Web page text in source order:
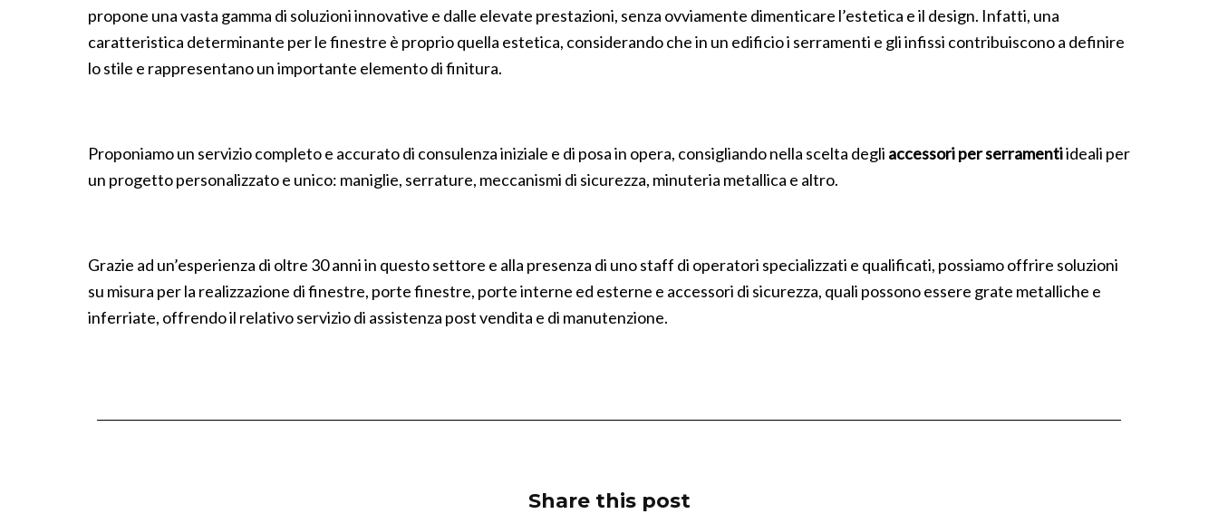
propone una vasta gamma di soluzioni innovative e dalle elevate prestazioni, senza ovviamente dimenticare l’estetica e il design. Infatti, una
caratteristica determinante per le finestre è proprio quella estetica, considerando che in un edificio i serramenti e gli infissi contribuiscono a definire
lo stile e rappresentano un importante elemento di finitura.
Proponiamo un servizio completo e accurato di consulenza iniziale e di posa in opera, consigliando nella scelta degli accessori per serramentiideali per
un progetto personalizzato e unico: maniglie, serrature, meccanismi di sicurezza, minuteria metallica e altro.
Grazie ad un’esperienza di oltre 30 anni in questo settore e alla presenza di uno staff di operatori specializzati e qualificati, possiamo offrire soluzioni
su misura per la realizzazione di finestre, porte finestre, porte interne ed esterne e accessori di sicurezza, quali possono essere grate metalliche e
inferriate, offrendo il relativo servizio di assistenza post vendita e di manutenzione.
Share this post